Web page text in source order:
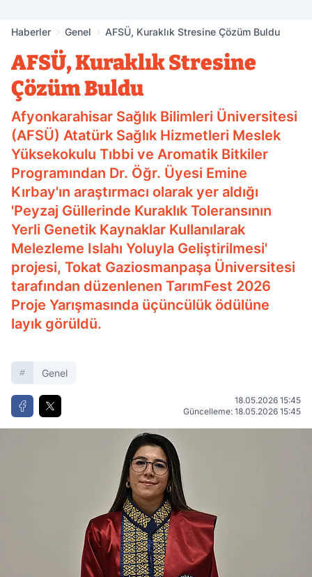
Haberler Genel AFSÜ, Kuraklık Stresine Çözüm Buldu
AFSÜ, Kuraklık Stresine
Çözüm Buldu
Afyonkarahisar Sağlık Bilimleri Üniversitesi
(AFSÜ) Atatürk Sağlık Hizmetleri Meslek
Yüksekokulu Tıbbi ve Aromatik Bitkiler
Programından Dr. Öğr. Üyesi Emine
Kırbay'ın araştırmacı olarak yer aldığı
'Peyzaj Güllerinde Kuraklık Toleransının
Yerli Genetik Kaynaklar Kullanılarak
Melezleme Islahı Yoluyla Geliştirilmesi'
projesi, Tokat Gaziosmanpaşa Üniversitesi
tarafından düzenlenen TarımFest 2026
Proje Yarışmasında üçüncülük ödülüne
layık görüldü.
Genel
18.05.2026 15:45
Güncelleme: 18.05.2026 15:45